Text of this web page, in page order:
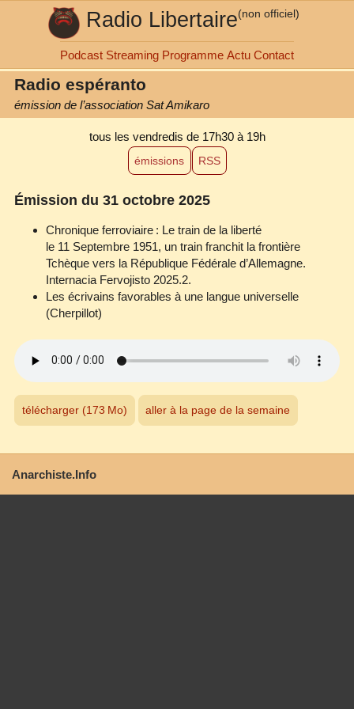
Radio Libertaire(non officiel)
Podcast Streaming Programme Actu Contact
Radio espéranto
émission de l’association Sat Amikaro
tous les vendredis de 17h30 à 19h
émissions RSS
Émission du 31 octobre 2025
Chronique ferroviaire : Le train de la liberté
le 11 Septembre 1951, un train franchit la frontière
Tchèque vers la République Fédérale d’Allemagne.
Internacia Fervojisto 2025.2.
Les écrivains favorables à une langue universelle
(Cherpillot)
télécharger (173 Mo) aller à la page de la semaine
Anarchiste.Info